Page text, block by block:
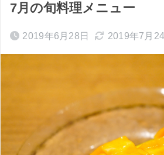
7月の旬料理メニュー
2019年6月28日 2019年7月